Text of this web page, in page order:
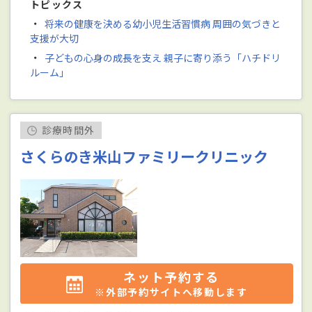
トピックス
・ 将来の健康を決める幼小児生活習慣病 周囲の気づきと
支援が大切
・ 子どもの心身の成長を支え 親子に寄り添う「ハチドリ
ルーム」
診療時間外
さくらのき米山ファミリークリニック
ネット予約する
※外部予約サイトへ移動します